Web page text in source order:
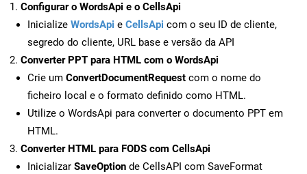
Configurar o WordsApi e o CellsApi
Inicialize WordsApi e CellsApi com o seu ID de cliente,
segredo do cliente, URL base e versão da API
Converter PPT para HTML com o WordsApi
Crie um ConvertDocumentRequest com o nome do
ficheiro local e o formato definido como HTML.
Utilize o WordsApi para converter o documento PPT em
HTML.
Converter HTML para FODS com CellsApi
Inicializar SaveOption de CellsAPI com SaveFormat